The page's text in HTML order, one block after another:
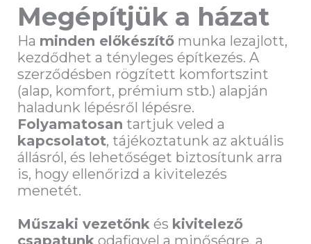
Megépítjük a házat
Ha minden előkészítő munka lezajlott,
kezdődhet a tényleges építkezés. A
szerződésben rögzített komfortszint
(alap, komfort, prémium stb.) alapján
haladunk lépésről lépésre.
Folyamatosan tartjuk veled a
kapcsolatot, tájékoztatunk az aktuális
állásról, és lehetőséget biztosítunk arra
is, hogy ellenőrizd a kivitelezés
menetét.
Műszaki vezetőnk és kivitelező
csapatunk odafigyel a minőségre, a